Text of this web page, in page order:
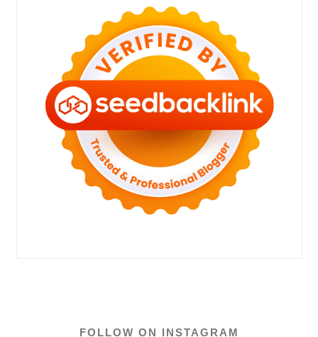
FOLLOW ON INSTAGRAM